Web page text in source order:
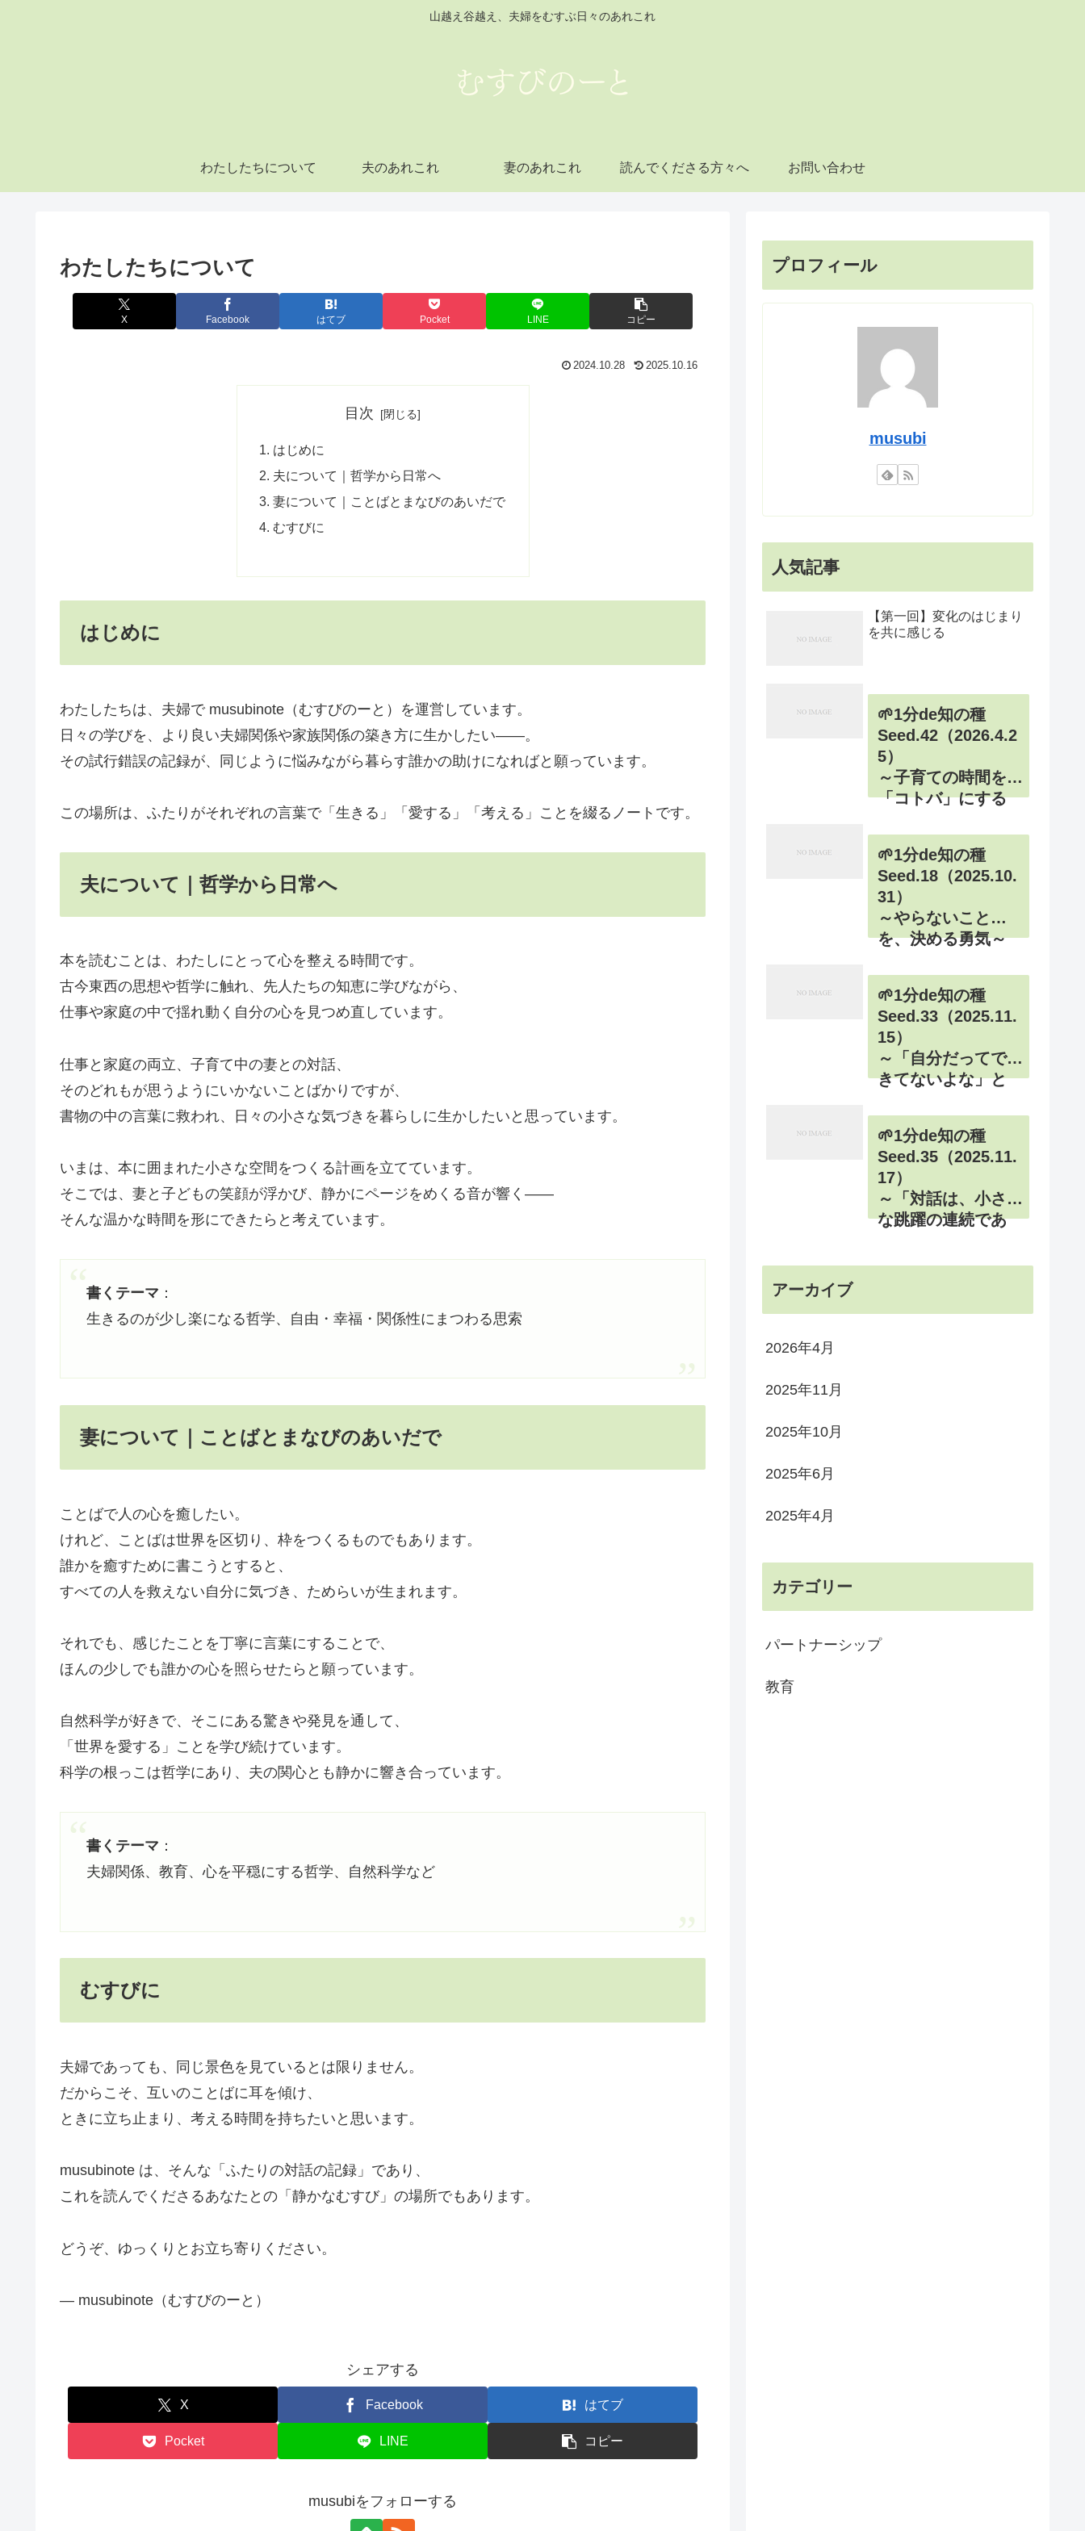
山越え谷越え、夫婦をむすぶ日々のあれこれ
わたしたちについて 夫のあれこれ 妻のあれこれ 読んでくださる方々へ お問い合わせ
わたしたちについて
X Facebook はてブ Pocket LINE コピー
2024.10.28 2025.10.16
目次
はじめに
夫について｜哲学から日常へ
妻について｜ことばとまなびのあいだで
むすびに
はじめに
わたしたちは、夫婦で musubinote（むすびのーと）を運営しています。
日々の学びを、より良い夫婦関係や家族関係の築き方に生かしたい——。
その試行錯誤の記録が、同じように悩みながら暮らす誰かの助けになればと願っています。
この場所は、ふたりがそれぞれの言葉で「生きる」「愛する」「考える」ことを綴るノートです。
夫について｜哲学から日常へ
本を読むことは、わたしにとって心を整える時間です。
古今東西の思想や哲学に触れ、先人たちの知恵に学びながら、
仕事や家庭の中で揺れ動く自分の心を見つめ直しています。
仕事と家庭の両立、子育て中の妻との対話、
そのどれもが思うようにいかないことばかりですが、
書物の中の言葉に救われ、日々の小さな気づきを暮らしに生かしたいと思っています。
いまは、本に囲まれた小さな空間をつくる計画を立てています。
そこでは、妻と子どもの笑顔が浮かび、静かにページをめくる音が響く——
そんな温かな時間を形にできたらと考えています。
書くテーマ ：
生きるのが少し楽になる哲学、自由・幸福・関係性にまつわる思索
妻について｜ことばとまなびのあいだで
ことばで人の心を癒したい。
けれど、ことばは世界を区切り、枠をつくるものでもあります。
誰かを癒すために書こうとすると、
すべての人を救えない自分に気づき、ためらいが生まれます。
それでも、感じたことを丁寧に言葉にすることで、
ほんの少しでも誰かの心を照らせたらと願っています。
自然科学が好きで、そこにある驚きや発見を通して、
「世界を愛する」ことを学び続けています。
科学の根っこは哲学にあり、夫の関心とも静かに響き合っています。
書くテーマ ：
夫婦関係、教育、心を平穏にする哲学、自然科学など
むすびに
夫婦であっても、同じ景色を見ているとは限りません。
だからこそ、互いのことばに耳を傾け、
ときに立ち止まり、考える時間を持ちたいと思います。
musubinote は、そんな「ふたりの対話の記録」であり、
これを読んでくださるあなたとの「静かなむすび」の場所でもあります。
どうぞ、ゆっくりとお立ち寄りください。
— musubinote（むすびのーと）
シェアする
X Facebook はてブ
Pocket LINE コピー
musubiをフォローする
プロフィール
musubi
人気記事
【第一回】変化のはじまり
を共に感じる
🌱1分de知の種
Seed.42（2026.4.2
5）
～子育ての時間を
「コトバ」にする
🌱1分de知の種
Seed.18（2025.10.
31）
～やらないこと
を、決める勇気～
🌱1分de知の種
Seed.33（2025.11.
15）
～「自分だってで
きてないよな」と
🌱1分de知の種
Seed.35（2025.11.
17）
～「対話は、小さ
な跳躍の連続であ
アーカイブ
2026年4月
2025年11月
2025年10月
2025年6月
2025年4月
カテゴリー
パートナーシップ
教育